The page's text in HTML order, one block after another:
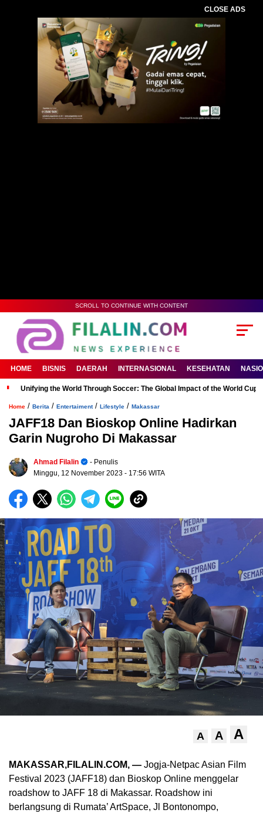
CLOSE ADS
SCROLL TO CONTINUE WITH CONTENT
HOME BISNIS DAERAH INTERNASIONAL KESEHATAN
Unifying the World Through Soccer: The Global Impact of the World Cup
Home / Berita / Entertaiment/ Lifestyle / Makassar
JAFF18 Dan Bioskop Online Hadirkan
Garin Nugroho Di Makassar
Ahmad Filalin
- Penulis
Minggu, 12 November 2023 - 17:56 WITA
A A A
MAKASSAR,FILALIN.COM, — Jogja-Netpac Asian Film
Festival 2023 (JAFF18) dan Bioskop Online menggelar
roadshow to JAFF 18 di Makassar. Roadshow ini
berlangsung di Rumata’ ArtSpace, Jl Bontonompo,